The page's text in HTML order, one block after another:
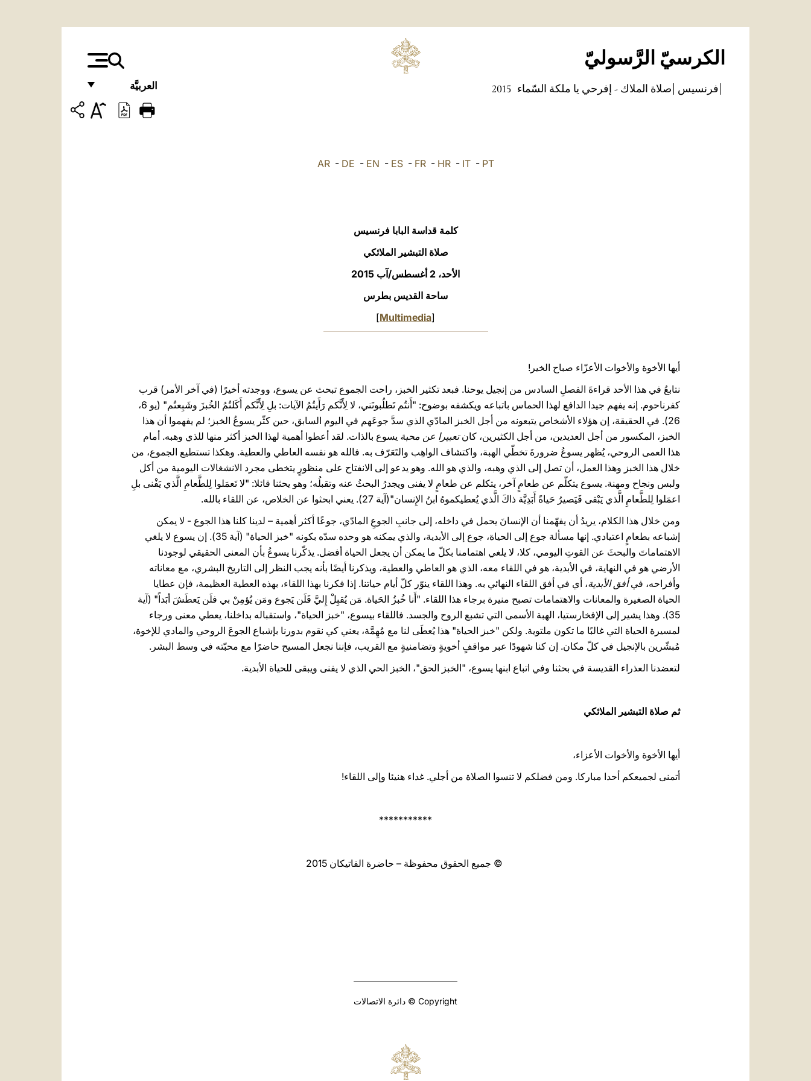
الكرسيّ الرَّسوليّ
العربيَّة
FRANÇAIS
فرنسيس صلاة الملاك - إفرحي يا ملكة السّماء 2015
AR- DE - EN - ES- FR- HR- IT- PT
كلمة قداسة البابا فرنسيس
صلاة التبشير الملائكي
الأحد، 2 أغسطس/آب 2015
ساحة القديس بطرس
[
Multimedia
]
أيها الأخوة والأخوات الأعزّاء صباح الخير!
نتابعُ في هذا الأحد قراءةَ الفصلِ السادس من إنجيل يوحنا. فبعد تكثير الخبز، راحت الجموع تبحث عن يسوع، ووجدته أخيرًا (في آخر الأمر) قرب
كفرناحوم. إنه يفهم جيدا الدافع لهذا الحماس باتباعه ويكشفه بوضوح: "أَنتُم تَطلُبونَني، لا لِأَنَّكم رَأَيتُمُ الآيات: بلِ لِأَنَّكم أَكَلتُمُ الخُبزَ وشَبِعتُم" (يو 6،
26). في الحقيقة، إن هؤلاء الأشخاص يتبعونه من أجل الخبز المادّي الذي سدَّ جوعَهم في اليوم السابق، حين كثّر يسوعُ الخبز؛ لم يفهموا أن هذا
الخبز، المكسور من أجل العديدين، من أجل الكثيرين، كانتعبيرا عن محبة يسوع بالذات. لقد أعطوا أهمية لهذا الخبز أكثر منها للذي وهبه. أمام
هذا العمى الروحي، يُظهر يسوعُ ضرورةَ تخطّي الهبة، واكتشاف الواهِب والتَعَرّف به. فالله هو نفسه العاطي والعطية. وهكذا تستطيع الجموع، من
خلال هذا الخبز وهذا العمل، أن تصل إلى الذي وهبه، والذي هو الله. وهو يدعو إلى الانفتاح على منظورٍ يتخطى مجرد الانشغالات اليومية من أكل
ولبس ونجاح ومهنة. يسوع يتكلّم عن طعامٍ آخر، يتكلم عن طعامٍ لا يفنى ويجدرُ البحثُ عنه وتقبلُه؛ وهو يحثنا قائلا: "لا تَعمَلوا لِلطَّعامِ الَّذي يَفْنى بلِ
اعمَلوا لِلطَّعامِ الَّذي يَبْقى فَيَصيرُ حَياةً أَبَدِيَّة ذاكَ الَّذي يُعطيكموهُ ابنُ الإِنسان"(آية 27). يعني ابحثوا عن الخلاص، عن اللقاء بالله.
ومن خلال هذا الكلام، يريدُ أن يفهّمنا أن الإنسانَ يحمل في داخله، إلى جانبِ الجوعِ المادّي، جوعًا أكثر أهمية – لدينا كلنا هذا الجوع - لا يمكن
إشباعه بطعامٍ اعتيادي. إنها مسألة جوع إلى الحياة، جوع إلى الأبدية، والذي يمكنه هو وحده سدّه بكونه "خبز الحياة" (آية 35). إن يسوع لا يلغي
الاهتماماتَ والبحثَ عن القوتِ اليومي، كلا، لا يلغي اهتمامنا بكلّ ما يمكن أن يجعل الحياة أفضل. يذكّرنا يسوعُ بأن المعنى الحقيقي لوجودنا
الأرضي هو في النهاية، في الأبدية، هو في اللقاء معه، الذي هو العاطي والعطية، ويذكرنا أيضًا بأنه يجب النظر إلى التاريخ البشري، مع معاناته
وأفراحه، فيأفق الأبدية، أي في أفق اللقاء النهائي به. وهذا اللقاء ينوّر كلّ أيام حياتنا. إذا فكرنا بهذا اللقاء، بهذه العطية العظيمة، فإن عطايا
الحياة الصغيرة والمعانات والاهتمامات تصبح منيرة برجاء هذا اللقاء. "أَنا خُبزُ الحَياة. مَن يُقبِلْ إِليَّ فَلَن يَجوع ومَن يُؤمِنْ بي فلَن يَعطَشَ أبَداً" (آية
35). وهذا يشير إلى الإفخارستيا، الهبة الأسمى التي تشبع الروح والجسد. فاللقاء بيسوع، "خبز الحياة"، واستقباله بداخلنا، يعطي معنى ورجاء
لمسيرة الحياة التي غالبًا ما تكون ملتوية. ولكن "خبز الحياة" هذا يُعطَى لنا مع مُهِمَّة، يعني كي نقوم بدورنا بإشباع الجوعَ الروحي والمادي للإخوة،
مُبشّرين بالإنجيل في كلّ مكان. إن كنا شهودًا عبر مواقفٍ أخويةٍ وتضامنيةٍ مع القريب، فإننا نجعل المسيح حاضرًا مع محبّته في وسط البشر.
لتعضدنا العذراء القديسة في بحثنا وفي اتباع ابنها يسوع، "الخبز الحق"، الخبز الحي الذي لا يفنى ويبقى للحياة الأبدية.
ثم صلاة التبشير الملائكي
أيها الأخوة والأخوات الأعزاء،
أتمنى لجميعكم أحدا مباركا. ومن فضلكم لا تنسوا الصلاة من أجلي. غداء هنيئا وإلى اللقاء!
***********
© جميع الحقوق محفوظة – حاضرة الفاتيكان 2015
Copyright © دائرة الاتصالات